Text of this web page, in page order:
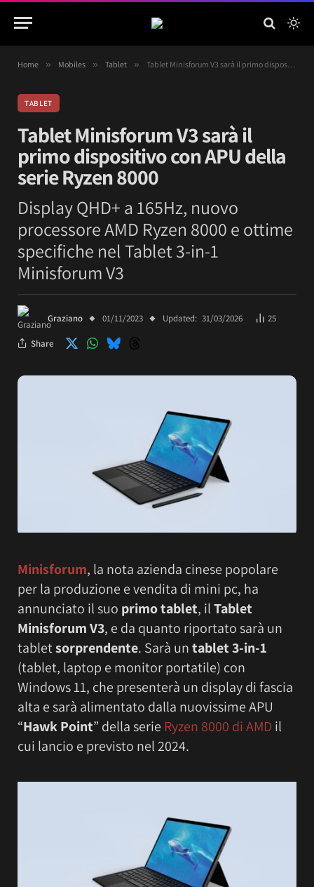
Home » Mobiles » Tablet » Tablet Minisforum V3 sarà il primo dispositivo con APU della serie Ryzen 8000
TABLET
Tablet Minisforum V3 sarà il
primo dispositivo con APU della
serie Ryzen 8000
Display QHD+ a 165Hz, nuovo
processore AMD Ryzen 8000 e ottime
specifiche nel Tablet 3-in-1
Minisforum V3
Graziano 01/11/2023 Updated: 31/03/2026 25
Share
Minisforum, la nota azienda cinese popolare
per la produzione e vendita di mini pc, ha
annunciato il suo primo tablet, ilTablet
Minisforum V3, e da quanto riportato sarà un
tabletsorprendente. Sarà untablet 3-in-1
(tablet, laptop e monitor portatile) con
Windows 11, che presenterà un display di fascia
alta e sarà alimentato dalla nuovissime APU
“Hawk Point” della serie Ryzen 8000 di AMDil
cui lancio e previsto nel 2024.